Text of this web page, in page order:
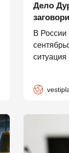
Дело
В России
ситуация